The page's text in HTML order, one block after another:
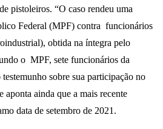
pistoleiros. “O caso rendeu uma
Federal (MPF) contra funcionários
obtida na íntegra pelo
o MPF, sete funcionários da
sobre sua participação no
aponta ainda que a mais recente
data de setembro de 2021.